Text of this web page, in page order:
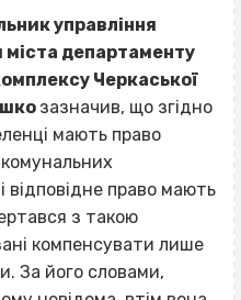
управління
міста департаменту
Черкаської
зазначив, що згідно
мають право
відповідне право мають
з такою
компенсувати лише
За його словами,